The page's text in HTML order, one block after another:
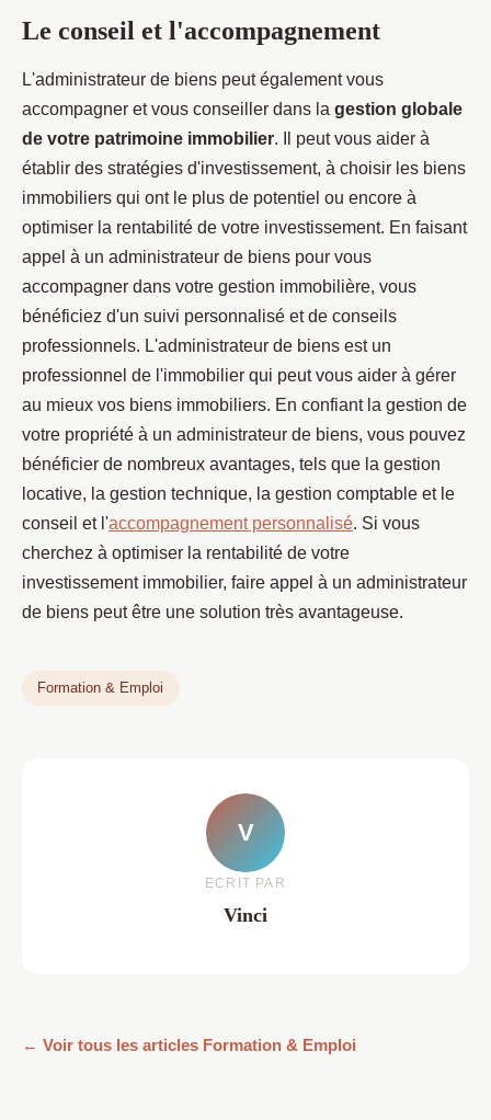
Le conseil et l'accompagnement
L'administrateur de biens peut également vous
accompagner et vous conseiller dans la gestion globale
de votre patrimoine immobilier. Il peut vous aider à
établir des stratégies d'investissement, à choisir les biens
immobiliers qui ont le plus de potentiel ou encore à
optimiser la rentabilité de votre investissement. En faisant
appel à un administrateur de biens pour vous
accompagner dans votre gestion immobilière, vous
bénéficiez d'un suivi personnalisé et de conseils
professionnels. L'administrateur de biens est un
professionnel de l'immobilier qui peut vous aider à gérer
au mieux vos biens immobiliers. En confiant la gestion de
votre propriété à un administrateur de biens, vous pouvez
bénéficier de nombreux avantages, tels que la gestion
locative, la gestion technique, la gestion comptable et le
conseil et l'accompagnement personnalisé. Si vous
cherchez à optimiser la rentabilité de votre
investissement immobilier, faire appel à un administrateur
de biens peut être une solution très avantageuse.
Formation & Emploi
V
ECRIT PAR
Vinci
← Voir tous les articles Formation & Emploi